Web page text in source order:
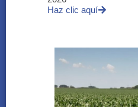
Haz clic aquí